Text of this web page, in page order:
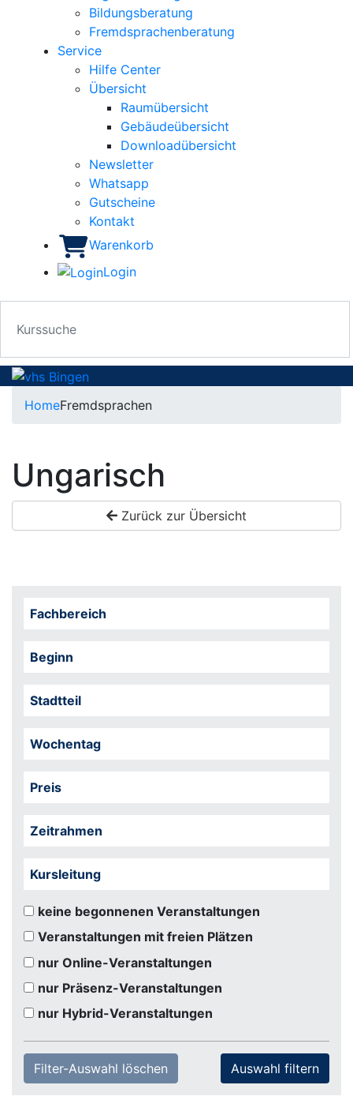
Bildungsberatung
Fremdsprachenberatung
Service
Hilfe Center
Übersicht
Raumübersicht
Gebäudeübersicht
Downloadübersicht
Newsletter
Whatsapp
Gutscheine
Kontakt
Warenkorb
Login
HomeFremdsprachen
Ungarisch
Zurück zur Übersicht
Fachbereich
Beginn
Stadtteil
Wochentag
Preis
Zeitrahmen
Kursleitung
keine begonnenen Veranstaltungen
Veranstaltungen mit freien Plätzen
nur Online-Veranstaltungen
nur Präsenz-Veranstaltungen
nur Hybrid-Veranstaltungen
Filter-Auswahl löschen